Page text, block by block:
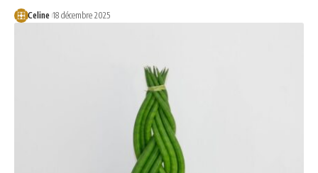
Celine 18 décembre 2025